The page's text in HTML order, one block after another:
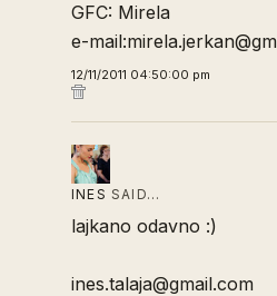
GFC: Mirela
e-
12/11/2011 04:50:00 pm
INES SAID…
lajkano odavno :)
ines.talaja@gmail.com